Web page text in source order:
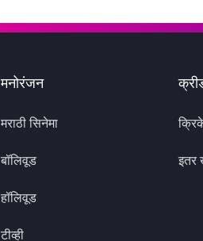
मनोरंजन
मराठी सिनेमा
बॉलिवूड
हॉलिवूड
टीव्ही